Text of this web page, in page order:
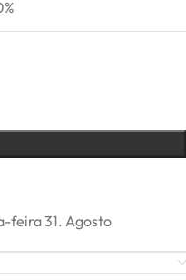
feira 31. Agosto